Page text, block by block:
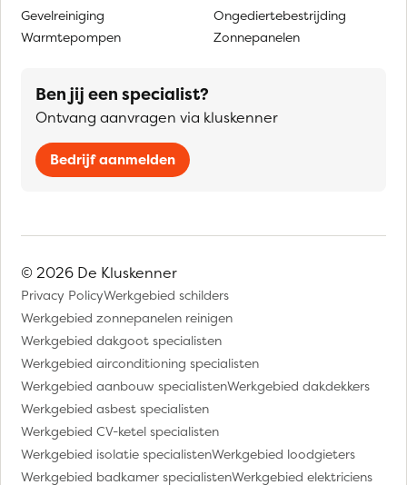
Gevelreiniging
Warmtepompen
Ongediertebestrijding
Zonnepanelen
Ben jij een specialist?
Ontvang aanvragen via kluskenner
Bedrijf aanmelden
© 2026 De Kluskenner
Privacy PolicyWerkgebied schilders
Werkgebied zonnepanelen reinigen
Werkgebied dakgoot specialisten
Werkgebied airconditioning specialisten
Werkgebied aanbouw specialistenWerkgebied dakdekkers
Werkgebied asbest specialisten
Werkgebied CV-ketel specialisten
Werkgebied isolatie specialistenWerkgebied loodgieters
Werkgebied badkamer specialistenWerkgebied elektriciens